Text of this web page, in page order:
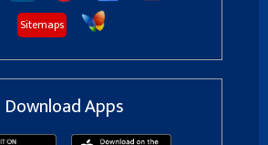
Sitemaps
Download Apps